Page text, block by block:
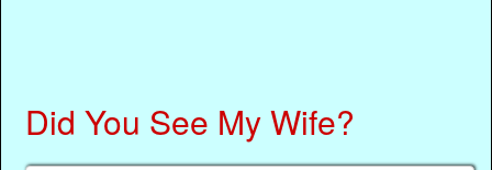
Did You See My Wife?